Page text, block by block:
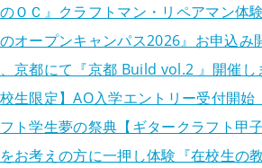
のＯＣ』クラフトマン・リペアマン体
のオープンキャンパス2026』お申込み
京都にて『京都 Build vol.2 』開催し
校生限定】AO入学エントリー受付開始
ト学生夢の祭典【ギタークラフト甲
お考えの方に一押し体験『在校生の